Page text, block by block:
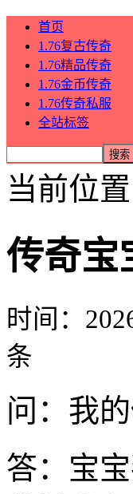
首页
1.76复古传奇
1.76精品传奇
1.76金币传奇
1.76传奇私服
全站标签
当前位置
传奇宝
时间：
条
问：我
答：宝